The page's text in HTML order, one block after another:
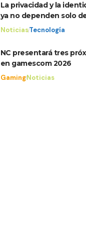
La privacidad y la
ya no dependen solo
NoticiasTecnología
NC presentará tres
en gamescom 2026
GamingNoticias